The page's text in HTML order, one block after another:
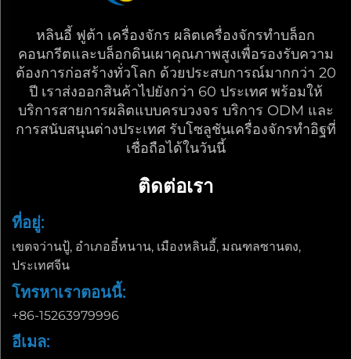
หลินอี้ ฟูต้า เครื่องจักร ผลิตเครื่องจักรทำบล็อก
คอนกรีตและบล็อกดินเผาคุณภาพสูงเพื่อรองรับความ
ต้องการก่อสร้างทั่วโลก ด้วยประสบการณ์มากกว่า 20
ปี เราส่งออกสินค้าไปยังกว่า 60 ประเทศ พร้อมให้
บริการสายการผลิตแบบครบวงจร บริการ ODM และ
การสนับสนุนต่างประเทศ รับโซลูชันเครื่องจักรทำอิฐที่
เชื่อถือได้ในวันนี้
ติดต่อเรา
ที่อยู่:
เขตจว่านปู้, อำเภออี๋หนาน, เมืองหลินอี้, มณฑลซานตง,
ประเทศจีน
โทรหาเราตอนนี้:
+86-15263979996
อีเมล: